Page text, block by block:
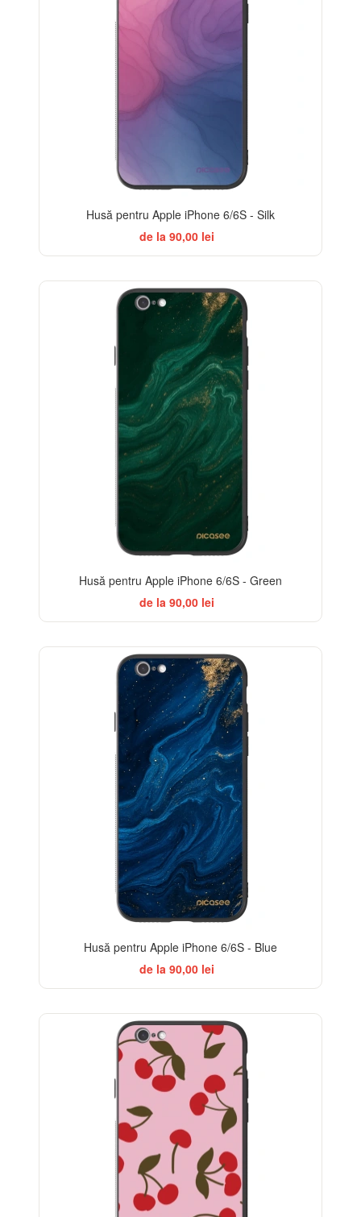
Husă pentru Apple iPhone 6/6S - Silk
de la 90,00 lei
Husă pentru Apple iPhone 6/6S - Green
de la 90,00 lei
Husă pentru Apple iPhone 6/6S - Blue
de la 90,00 lei